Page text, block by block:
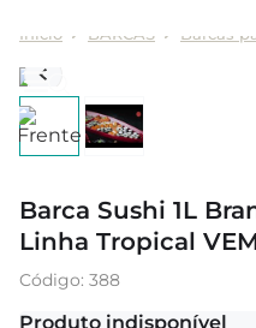
BARCAS
Barca Sushi 1L
Linha Tropical
: 388